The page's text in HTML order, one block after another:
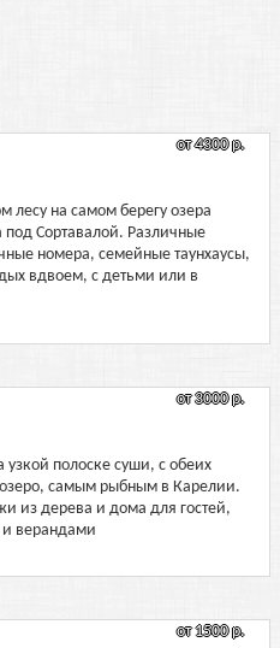
от 4300 р.
лесу на самом берегу озера
Сортавалой. Различные
номера, семейные таунхаусы,
вдвоем, с детьми или в
от 3000 р.
полоске суши, с обеих
самым рыбным в Карелии.
из дерева и дома для гостей,
верандами
от 1500 р.